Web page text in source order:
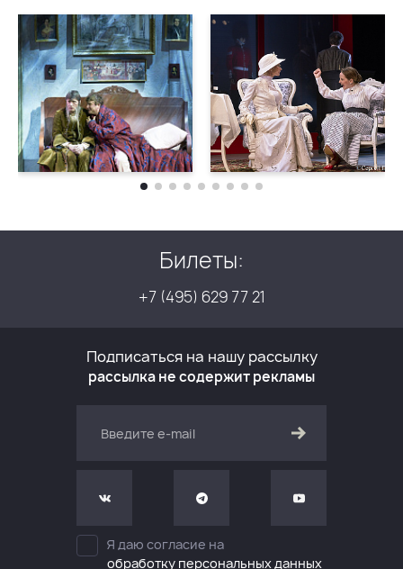
Билеты:
+7 (495) 629 77 21
Подписаться на нашу рассылку
рассылка не содержит рекламы
Я даю согласие на
обработку персональных данных